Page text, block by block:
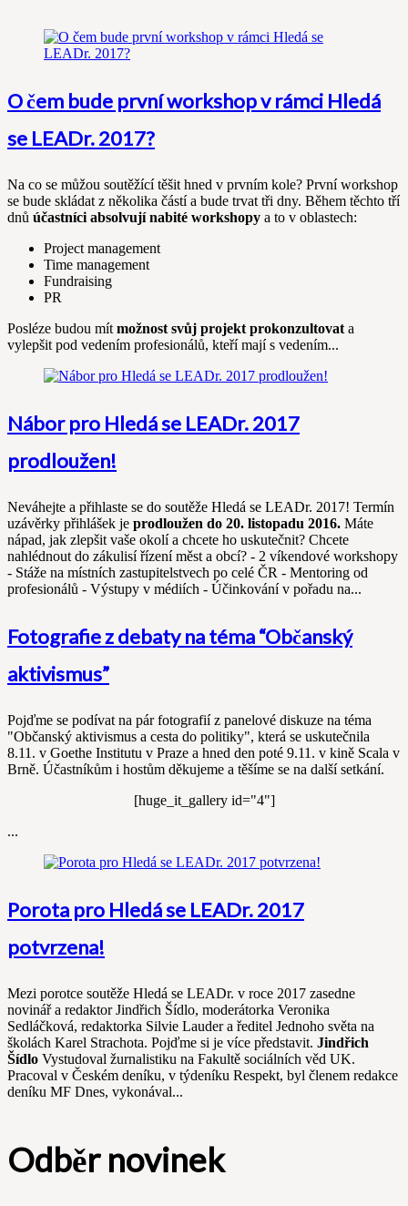
O čem bude první workshop v rámci Hledá
se LEADr. 2017?
Na co se můžou soutěžící těšit hned v prvním kole? První workshop
se bude skládat z několika částí a bude trvat tři dny. Během těchto tří
dnů účastníci absolvují nabité workshopy a to v oblastech:
Project management
Time management
Fundraising
PR
Posléze budou mít možnost svůj projekt prokonzultovat a
vylepšit pod vedením profesionálů, kteří mají s vedením...
Nábor pro Hledá se LEADr. 2017
prodloužen!
Neváhejte a přihlaste se do soutěže Hledá se LEADr. 2017! Termín
uzávěrky přihlášek je prodloužen do 20. listopadu 2016. Máte
nápad, jak zlepšit vaše okolí a chcete ho uskutečnit? Chcete
nahlédnout do zákulisí řízení měst a obcí? - 2 víkendové workshopy
- Stáže na místních zastupitelstvech po celé ČR - Mentoring od
profesionálů - Výstupy v médiích - Účinkování v pořadu na...
Fotografie z debaty na téma “Občanský
aktivismus”
Pojďme se podívat na pár fotografií z panelové diskuze na téma
"Občanský aktivismus a cesta do politiky", která se uskutečnila
8.11. v Goethe Institutu v Praze a hned den poté 9.11. v kině Scala v
Brně. Účastníkům i hostům děkujeme a těšíme se na další setkání.
[huge_it_gallery id="4"]
...
Porota pro Hledá se LEADr. 2017
potvrzena!
Mezi porotce soutěže Hledá se LEADr. v roce 2017 zasedne
novinář a redaktor Jindřich Šídlo, moderátorka Veronika
Sedláčková, redaktorka Silvie Lauder a ředitel Jednoho světa na
školách Karel Strachota. Pojďme si je více představit. Jindřich
Šídlo Vystudoval žurnalistiku na Fakultě sociálních věd UK.
Pracoval v Českém deníku, v týdeníku Respekt, byl členem redakce
deníku MF Dnes, vykonával...
Odběr novinek